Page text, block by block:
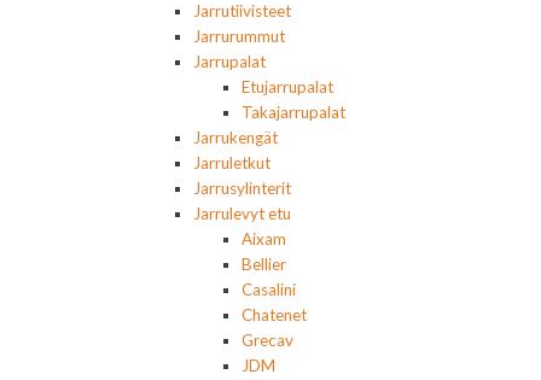
Jarrutiivisteet
Jarrurummut
Jarrupalat
Etujarrupalat
Takajarrupalat
Jarrukengät
Jarruletkut
Jarrusylinterit
Jarrulevyt etu
Aixam
Bellier
Casalini
Chatenet
Grecav
JDM